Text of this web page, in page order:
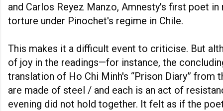
and Carlos Reyez Manzo, Amnesty's first poet
torture under Pinochet's regime in Chile.
This makes it a difficult event to criticise. But
of joy in the readings—for instance, the
translation of Ho Chi Minh's “Prison Diary” from
are made of steel / and each is an act of
evening did not hold together. It felt as if the